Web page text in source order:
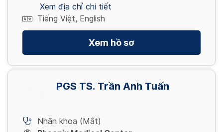
Xem địa chỉ chi tiết
Tiếng Việt, English
Xem hồ sơ
PGS TS. Trần Anh Tuấn
Nhãn khoa (Mắt)